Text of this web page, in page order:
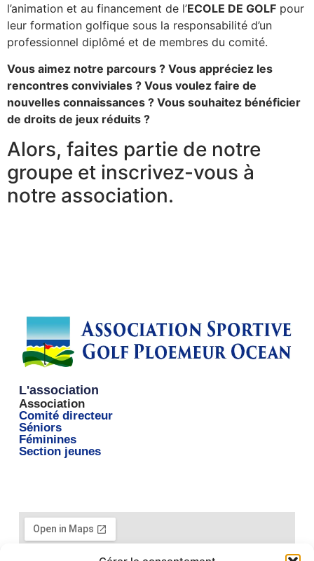
l’animation et au financement de l’ECOLE DE GOLF pour
leur formation golfique sous la responsabilité d’un
professionnel diplômé et de membres du comité.
Vous aimez notre parcours ? Vous appréciez les
rencontres conviviales ? Vous voulez faire de
nouvelles connaissances ? Vous souhaitez bénéficier
de droits de jeux réduits ?
Alors, faites partie de notre
groupe et inscrivez-vous à
notre association.
L'association
Association
Comité directeur
Séniors
Féminines
Section jeunes